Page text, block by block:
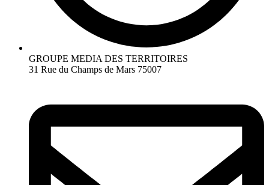
GROUPE MEDIA DES TERRITOIRES
31 Rue du Champs de Mars 75007